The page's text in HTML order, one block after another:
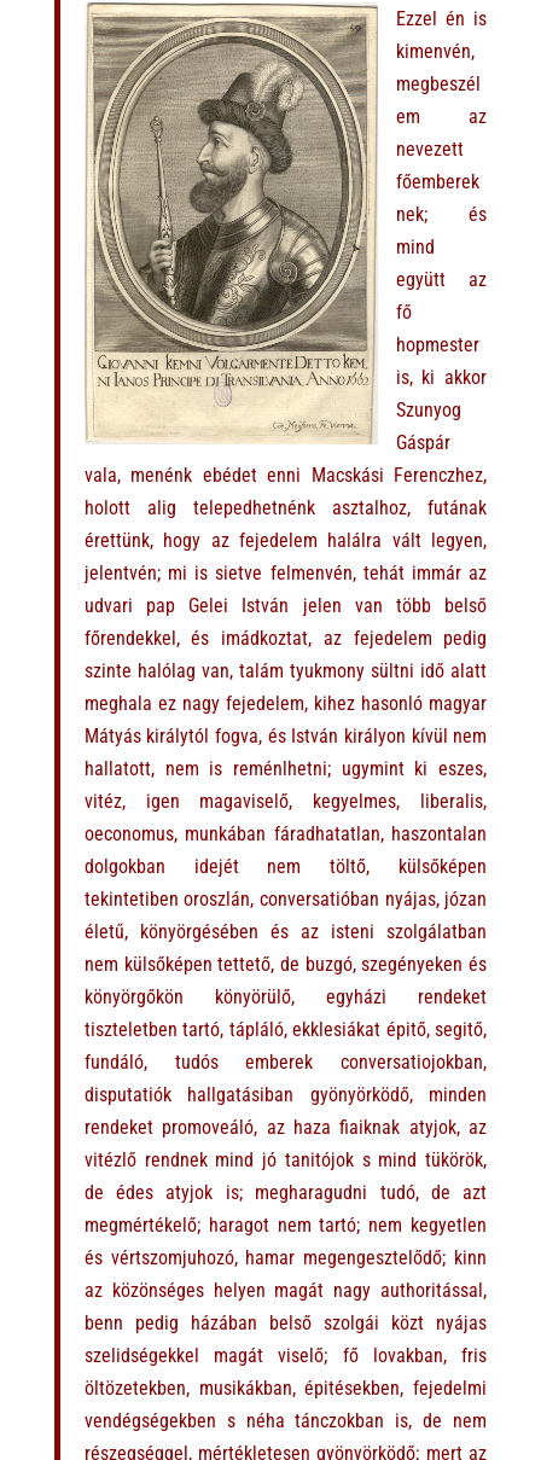
Ezzel én is
kimenvén,
megbeszél
em az
nevezett
főemberek
nek; és
mind
együtt az
fő
hopmester
is, ki akkor
Szunyog
Gáspár
vala, menénk ebédet enni Macskási Ferenczhez,
holott alig telepedhetnénk asztalhoz, futának
érettünk, hogy az fejedelem halálra vált legyen,
jelentvén; mi is sietve felmenvén, tehát immár az
udvari pap Gelei István jelen van több belső
főrendekkel, és imádkoztat, az fejedelem pedig
szinte halólag van, talám tyukmony sültni idő alatt
meghala ez nagy fejedelem, kihez hasonló magyar
Mátyás királytól fogva, és István királyon kívül nem
hallatott, nem is reménlhetni; ugymint ki eszes,
vitéz, igen magaviselő, kegyelmes, liberalis,
oeconomus, munkában fáradhatatlan, haszontalan
dolgokban idejét nem töltő, külsőképen
tekintetiben oroszlán, conversatióban nyájas, józan
életű, könyörgésében és az isteni szolgálatban
nem külsőképen tettető, de buzgó, szegényeken és
könyörgőkön könyörülő, egyházi rendeket
tiszteletben tartó, tápláló, ekklesiákat épitő, segitő,
fundáló, tudós emberek conversatiojokban,
disputatiók hallgatásiban gyönyörködő, minden
rendeket promoveáló, az haza fiaiknak atyjok, az
vitézlő rendnek mind jó tanitójok s mind tükörök,
de édes atyjok is; megharagudni tudó, de azt
megmértékelő; haragot nem tartó; nem kegyetlen
és vértszomjuhozó, hamar megengesztelődő; kinn
az közönséges helyen magát nagy authoritással,
benn pedig házában belső szolgái közt nyájas
szelidségekkel magát viselő; fő lovakban, fris
öltözetekben, musikákban, épitésekben, fejedelmi
vendégségekben s néha tánczokban is, de nem
részegséggel, mértékletesen gyönyörködő; mert az